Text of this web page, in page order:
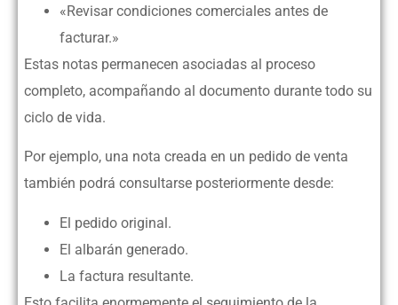
«Revisar condiciones comerciales antes de
facturar.»
Estas notas permanecen asociadas al proceso
completo, acompañando al documento durante todo su
ciclo de vida.
Por ejemplo, una nota creada en un pedido de venta
también podrá consultarse posteriormente desde:
El pedido original.
El albarán generado.
La factura resultante.